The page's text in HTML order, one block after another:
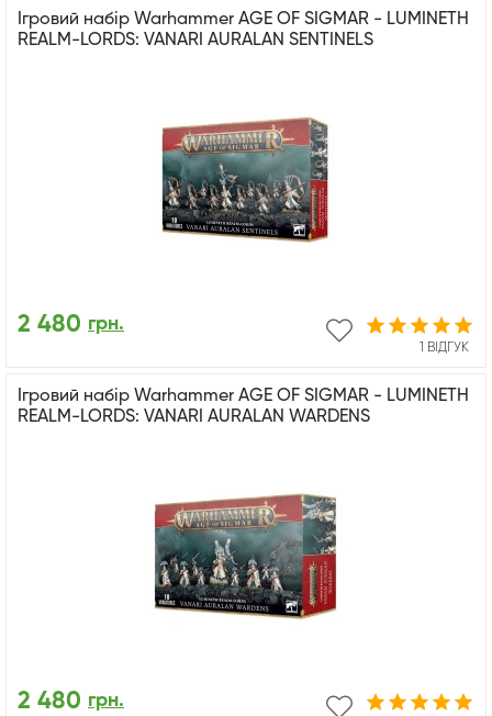
Ігровий набір Warhammer AGE OF SIGMAR - LUMINETH
REALM-LORDS: VANARI AURALAN SENTINELS
1 ВІДГУК
2 480 грн.
Ігровий набір Warhammer AGE OF SIGMAR - LUMINETH
REALM-LORDS: VANARI AURALAN WARDENS
2 480 грн.